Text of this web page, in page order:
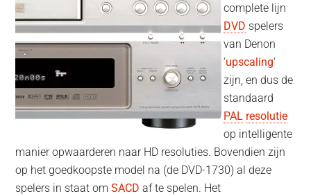
complete lijn
DVD spelers
van Denon
‘upscaling‘
zijn, en dus de
standaard
PAL resolutie
op intelligente
manier opwaarderen naar HD resoluties. Bovendien zijn
op het goedkoopste model na (de DVD-1730) al deze
spelers in staat omSACD af te spelen. Het